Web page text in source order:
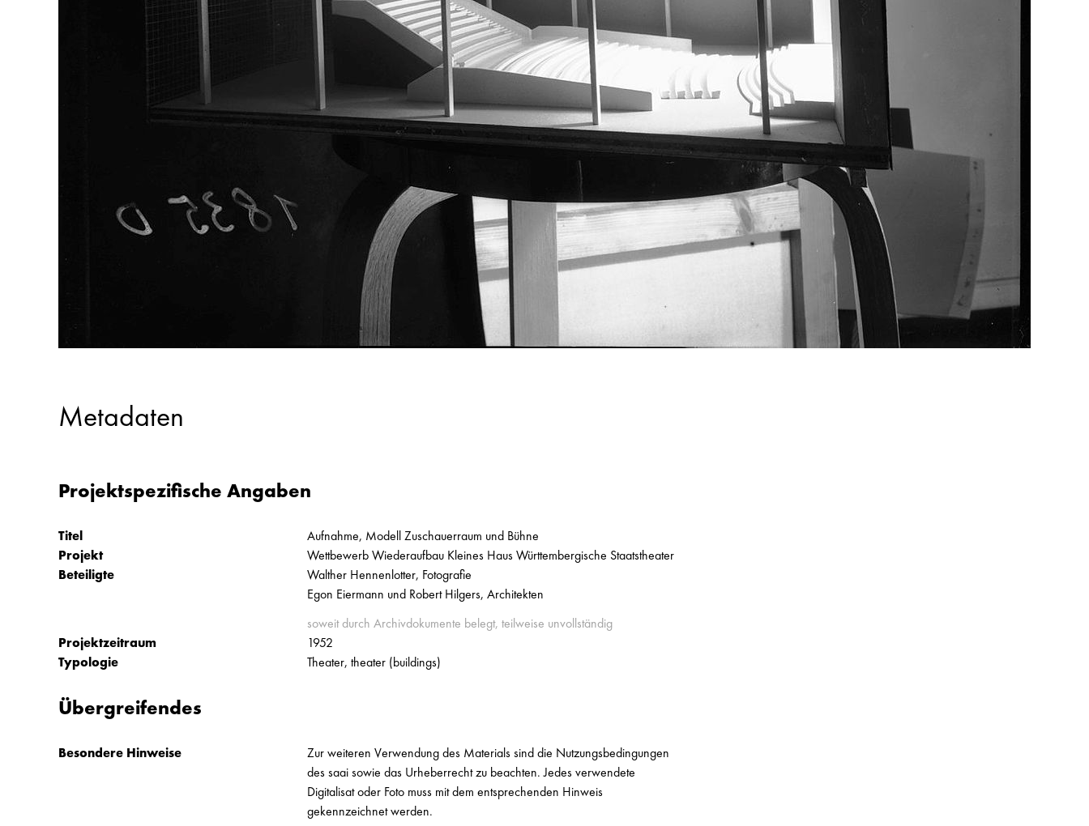
Metadaten
Projektspezifische Angaben
Titel
Aufnahme, Modell Zuschauerraum und Bühne
Projekt
Wettbewerb Wiederaufbau Kleines Haus Württembergische Staatstheater
Beteiligte
Walther Hennenlotter, Fotografie
Egon Eiermann und Robert Hilgers, Architekten
soweit durch Archivdokumente belegt, teilweise unvollständig
Projektzeitraum
1952
Typologie
Theater, theater (buildings)
Übergreifendes
Besondere Hinweise
Zur weiteren Verwendung des Materials sind die Nutzungsbedingungen
des saai sowie das Urheberrecht zu beachten. Jedes verwendete
Digitalisat oder Foto muss mit dem entsprechenden Hinweis
gekennzeichnet werden.